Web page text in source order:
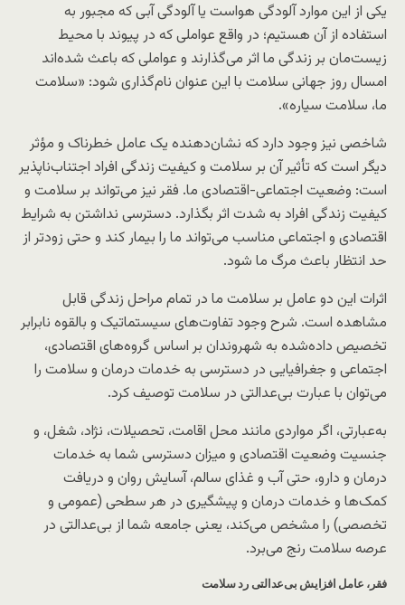
یکی از این موارد آلودگی هواست یا آلودگی آبی که مجبور به
استفاده از آن هستیم؛ در واقع عواملی که در پیوند با محیط
زیست‌مان بر زندگی ما اثر می‌گذارند و عواملی که باعث شده‌اند
امسال روز جهانی سلامت با این عنوان نام‌گذاری شود: «سلامت
ما، سلامت سیاره».
شاخصی نیز وجود دارد که نشان‌دهنده یک عامل خطرناک و مؤثر
دیگر است که تأثیر آن بر سلامت و کیفیت زندگی افراد اجتناب‌ناپذیر
است: وضعیت اجتماعی-اقتصادی ما. فقر نیز می‌تواند بر سلامت و
کیفیت زندگی افراد به شدت اثر بگذارد. دسترسی نداشتن به شرایط
اقتصادی و اجتماعی مناسب می‌تواند ما را بیمار کند و حتی زودتر از
حد انتظار باعث مرگ ما شود.
اثرات این دو عامل بر سلامت ما در تمام مراحل زندگی قابل
مشاهده است. شرح وجود تفاوت‌های سیستماتیک و بالقوه نابرابر
تخصیص داده‌شده به شهروندان بر اساس گروه‌های اقتصادی،
اجتماعی و جغرافیایی در دسترسی به خدمات درمان و سلامت را
می‌توان با عبارت بی‌عدالتی در سلامت توصیف کرد.
به‌عبارتی، اگر مواردی مانند محل اقامت، تحصیلات، نژاد، شغل، و
جنسیت وضعیت اقتصادی و میزان دسترسی شما به خدمات
درمان و دارو، حتی آب و غذای سالم، آسایش روان و دریافت
کمک‌ها و خدمات درمان و پیشگیری در هر سطحی (عمومی و
تخصصی) را مشخص می‌کند، یعنی جامعه شما از بی‌عدالتی در
عرصه سلامت رنج می‌برد.
فقر، عامل افزایش بی‌عدالتی رد سلامت